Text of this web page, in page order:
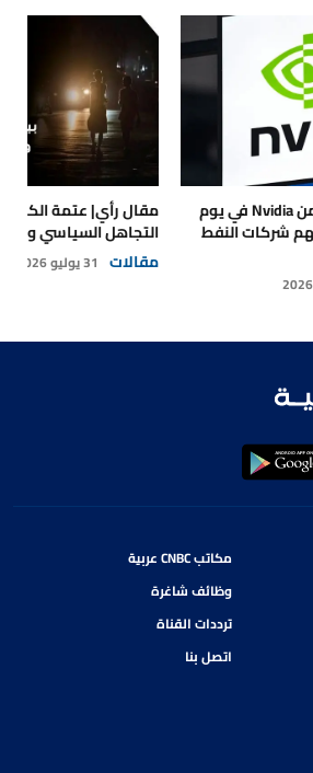
ربع تريليون دولار تتبخر من Nvidia في يوم
شركات النفط
مقال رأي| عتمة
التجاهل السياسي
مقالات 31 يوليو 2026
مكاتب CNBC عربية
وظائف شاغرة
ترددات القناة
اتصل بنا